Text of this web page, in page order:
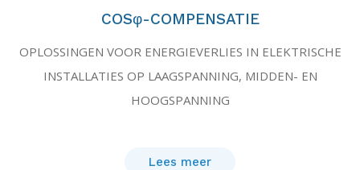
COSφ-COMPENSATIE
OPLOSSINGEN VOOR ENERGIEVERLIES IN ELEKTRISCHE
INSTALLATIES OP LAAGSPANNING, MIDDEN- EN
HOOGSPANNING
Lees meer